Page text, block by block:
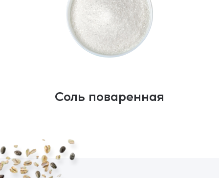
Соль поваренная